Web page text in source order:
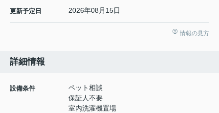
更新予定日 2026年08月15日
情報の見方
詳細情報
設備条件
ペット相談
保証人不要
室内洗濯機置場